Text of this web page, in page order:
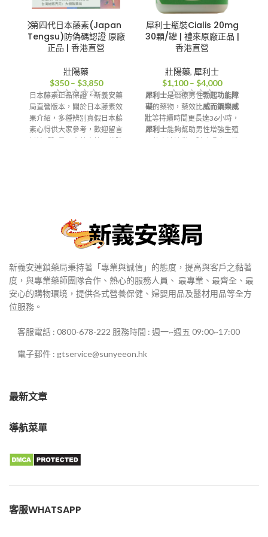
第四代日本藤素(Japan
Tengsu)防偽碼認證 原廠
正品 | 香港直營
壯陽藥
$350 – $3,850價
格
範
圍：
$350
到
日本藤素正品保證，新義安藥
局直營版本，關於日本藤素效
果介紹，多種辨別真假日本藤
素心得供大家參考，歡迎留言
犀利士瓶裝Cialis 20mg
30顆/罐 | 禮來原廠正品 |
香港直營
壯陽藥, 犀利士
$1,100 – $4,000價
格
範
圍：
$1,100
到
犀利士是治療男性勃起功能障
礙的藥物，藥效比威而鋼樂威
壯等持續時間更長達36小時，
犀利士能夠幫助男性增強生殖
FDA、歐盟，唯一核准同時治
療ED和BPH症狀的藥物。
式】
新義安連鎖藥局秉持著「專業與誠信」的態度，提高與客戶之黏著
度，與專業藥師團隊合作、熱心的服務人員、 最專業、最齊全、最
安心的購物環境，提供各式營養保健、婦嬰用品及醫材用品等全方
位服務。
客服電話 : 0800-678-222 服務時間 : 週一~週五 09:00~17:00
電子郵件 : gtservice@sunyeeon.hk
最新文章
導航菜單
客服WHATSAPP